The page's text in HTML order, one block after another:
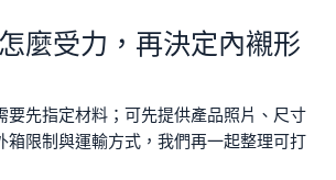
麼受力，再決定內襯形
要先指定材料；可先提供產品照片、尺寸
箱限制與運輸方式，我們再一起整理可打